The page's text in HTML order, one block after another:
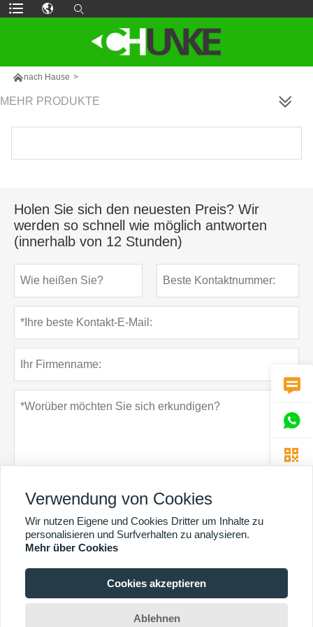
nach Hause >
MEHR PRODUKTE
Holen Sie sich den neuesten Preis? Wir
werden so schnell wie möglich antworten
(innerhalb von 12 Stunden)
einreichen Datenschutz-Bestimmungen
MEHR DIENSTLEISTUNGEN
Copyright By © Guangzhou Chunke Environmental Technology Co. Ltd. E-Mail:



Verwendung von Cookies
Wir nutzen Eigene und Cookies Dritter um Inhalte zu
personalisieren und Surfverhalten zu analysieren.
Mehr über Cookies
Cookies akzeptieren
Ablehnen